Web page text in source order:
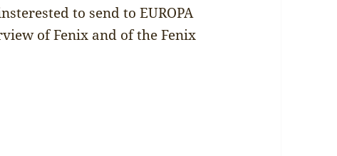
to send to EUROPA
of Fenix and of the Fenix